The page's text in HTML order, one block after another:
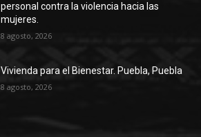
personal contra la violencia hacia las
mujeres.
8 agosto, 2026
Vivienda para el Bienestar. Puebla, Puebla
8 agosto, 2026